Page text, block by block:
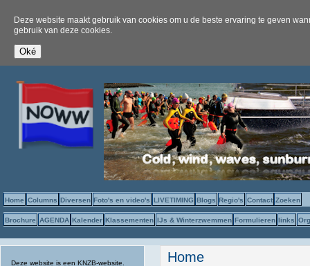
Deze website maakt gebruik van cookies om u de beste ervaring te geven
gebruik van deze cookies.
Home Columns Diversen Foto's en video's LIVETIMING Blogs Regio's Contact Zoeken
Brochure AGENDA Kalender Klassementen IJs & Winterzwemmen Formulieren links
Deze website is een KNZB-website.
U bent hier
Home